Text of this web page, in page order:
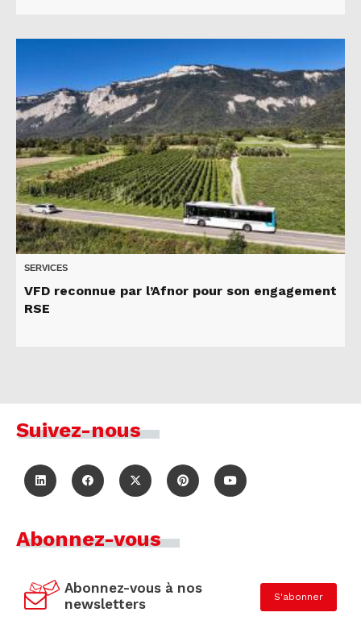
SERVICES
VFD reconnue par l’Afnor pour son engagement
RSE
Suivez-nous
Abonnez-vous
Abonnez-vous à nos
newsletters
S'abonner